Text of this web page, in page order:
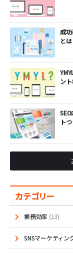
成
とは
ン
トつ
カテゴリー
業務効率 (13)
SNSマーケティン